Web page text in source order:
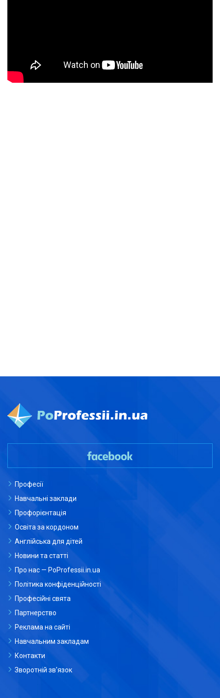
Професії
Навчальні заклади
Профорієнтація
Освіта за кордоном
Англійська для дітей
Новини та статті
Про нас — PoProfessii.in.ua
Політика конфіденційності
Професійні свята
Партнерство
Реклама на сайті
Навчальним закладам
Контакти
Зворотній зв'язок